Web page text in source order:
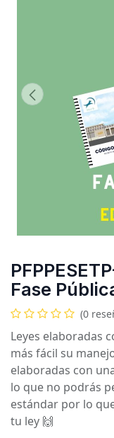
Fase
(0
Leyes elaboradas
más fácil su
elaboradas con
lo que no podrás
estándar por lo
tu ley 🙌